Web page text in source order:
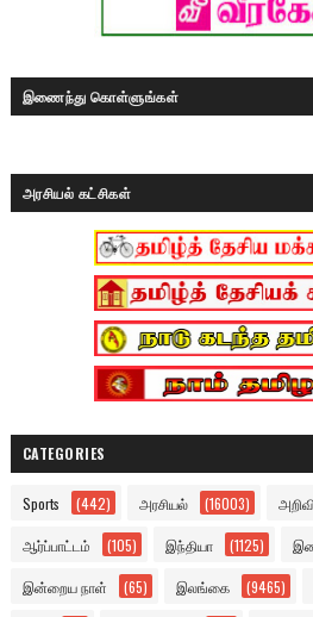
இணைந்து கொள்ளுங்கள்
அரசியல் கட்சிகள்
CATEGORIES
Sports (442) அரசியல் (16003)
ஆர்ப்பாட்டம் (105) இந்தியா (1125)
இன்றைய நாள் (65) இலங்கை (9465)